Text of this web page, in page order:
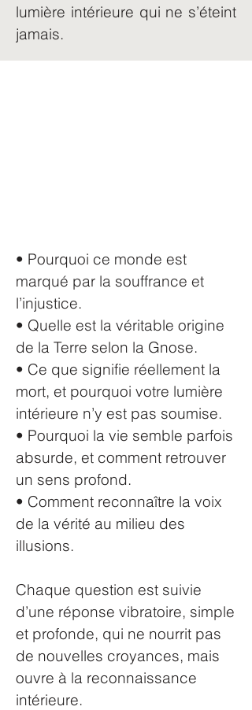
lumière intérieure qui ne s’éteint
jamais.
• Pourquoi ce monde est
marqué par la souffrance et
l’injustice.
• Quelle est la véritable origine
de la Terre selon la Gnose.
• Ce que signifie réellement la
mort, et pourquoi votre lumière
intérieure n’y est pas soumise.
• Pourquoi la vie semble parfois
absurde, et comment retrouver
un sens profond.
• Comment reconnaître la voix
de la vérité au milieu des
illusions.
Chaque question est suivie
d’une réponse vibratoire, simple
et profonde, qui ne nourrit pas
de nouvelles croyances, mais
ouvre à la reconnaissance
intérieure.